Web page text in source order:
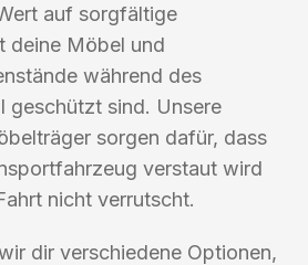
auf sorgfältige
deine Möbel und
während des
geschützt sind. Unsere
sorgen dafür, dass
verstaut wird
nicht verrutscht.
dir verschiedene Optionen,